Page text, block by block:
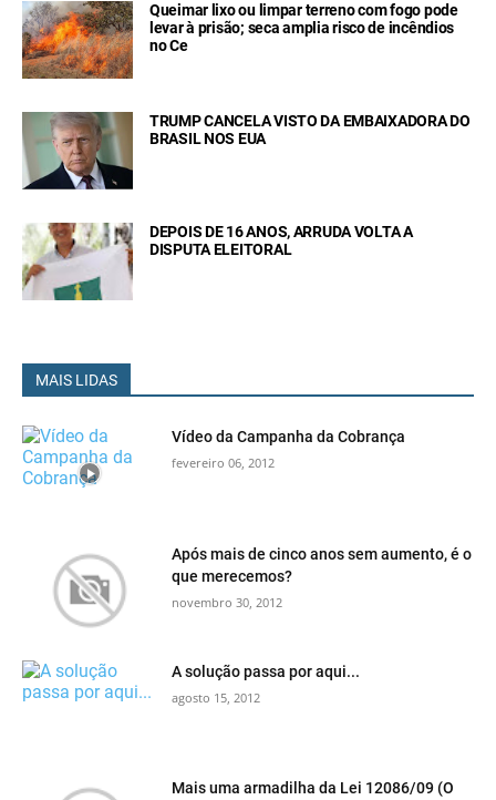
Queimar lixo ou limpar terreno com fogo pode
levar à prisão; seca amplia risco de incêndios
no Ce
TRUMP CANCELA VISTO DA EMBAIXADORA DO
BRASIL NOS EUA
DEPOIS DE 16 ANOS, ARRUDA VOLTA A
DISPUTA ELEITORAL
MAIS LIDAS
Vídeo da Campanha da Cobrança
fevereiro 06, 2012
Após mais de cinco anos sem aumento, é o
que merecemos?
novembro 30, 2012
A solução passa por aqui...
agosto 15, 2012
Mais uma armadilha da Lei 12086/09 (O